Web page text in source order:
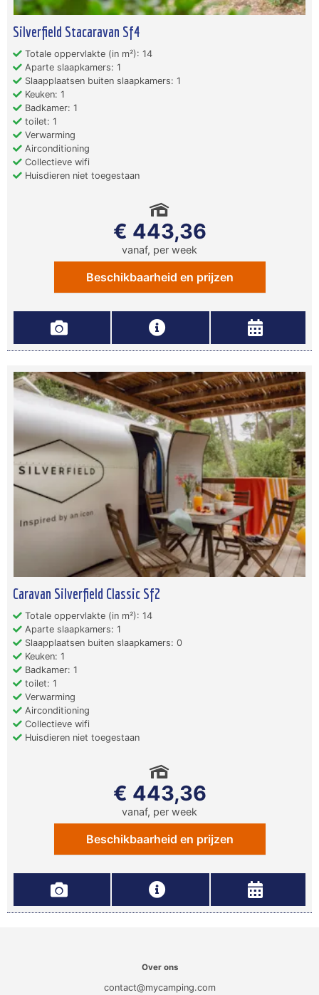
Silverfield Stacaravan Sf4
Totale oppervlakte (in m²): 14
Aparte slaapkamers: 1
Slaapplaatsen buiten slaapkamers: 1
Keuken: 1
Badkamer: 1
toilet: 1
Verwarming
Airconditioning
Collectieve wifi
Huisdieren niet toegestaan
€ 443,36
vanaf, per week
Beschikbaarheid en prijzen
Caravan Silverfield Classic Sf2
Totale oppervlakte (in m²): 14
Aparte slaapkamers: 1
Slaapplaatsen buiten slaapkamers: 0
Keuken: 1
Badkamer: 1
toilet: 1
Verwarming
Airconditioning
Collectieve wifi
Huisdieren niet toegestaan
€ 443,36
vanaf, per week
Beschikbaarheid en prijzen
Over ons
contact@mycamping.com